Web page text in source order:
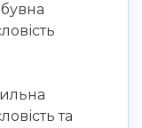
та